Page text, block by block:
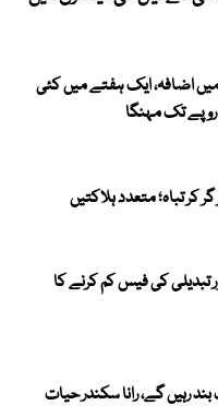
اضافہ، ایک ہفتے میں کئی
تبدیلی کی فیس کم کرنے کا